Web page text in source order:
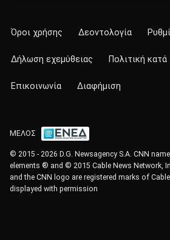
Όροι χρήσης Δεοντολογία
Δήλωση εχεμύθειας Πολιτική
Επικοινωνία Διαφήμιση
ΜΕΛΟΣ
© 2015 - 2026 D.G. Newsagency S.A. CNN
elements ® and © 2015 Cable News Network,
and the CNN logo are registered marks of
displayed with permission